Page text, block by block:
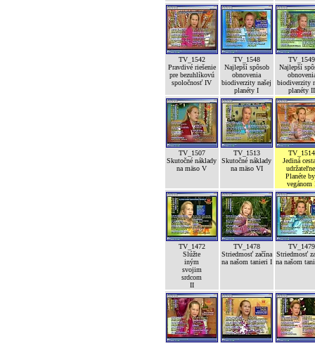
TV_1542
Pravdivé riešenie
pre bezuhlíkovú
spoločnosť IV
TV_1548
Najlepší spôsob
obnovenia
biodiverzity našej
planéty I
TV_1549
Najlepší
biodiverzity
planéty II
TV_1507
Skutočné náklady
na mäso V
TV_1513
Skutočné náklady
na mäso VI
TV_1514
Jediná
Planéte
vegánom
TV_1472
Slúžte
iným
svojim
srdcom
II
TV_1478
Striedmosť začína
na našom tanieri I
TV_1479
Striedmosť
na našom